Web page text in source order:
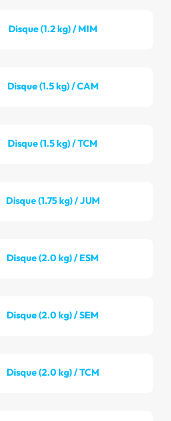
Disque (1.2 kg) / MIM
Disque (1.5 kg) / CAM
Disque (1.5 kg) / TCM
Disque (1.75 kg) / JUM
Disque (2.0 kg) / ESM
Disque (2.0 kg) / SEM
Disque (2.0 kg) / TCM